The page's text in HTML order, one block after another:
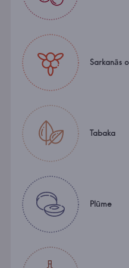
Sarkanās
Tabaka
Plūme